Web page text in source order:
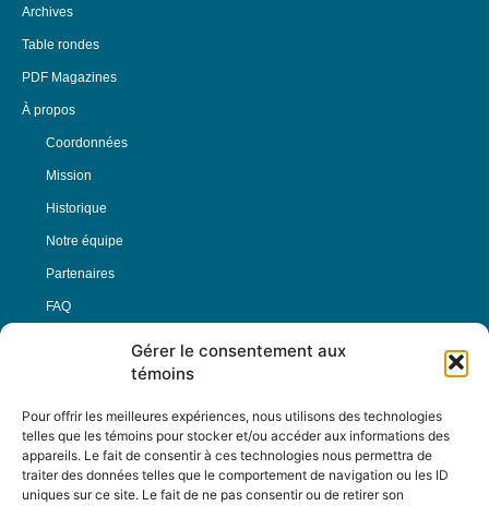
Gérer le consentement aux
témoins
Pour offrir les meilleures expériences, nous utilisons des technologies
telles que les témoins pour stocker et/ou accéder aux informations des
appareils. Le fait de consentir à ces technologies nous permettra de
traiter des données telles que le comportement de navigation ou les ID
uniques sur ce site. Le fait de ne pas consentir ou de retirer son
Archives
Table rondes
PDF Magazines
À propos
Coordonnées
Mission
Historique
Notre équipe
Partenaires
FAQ
Nous Suivre